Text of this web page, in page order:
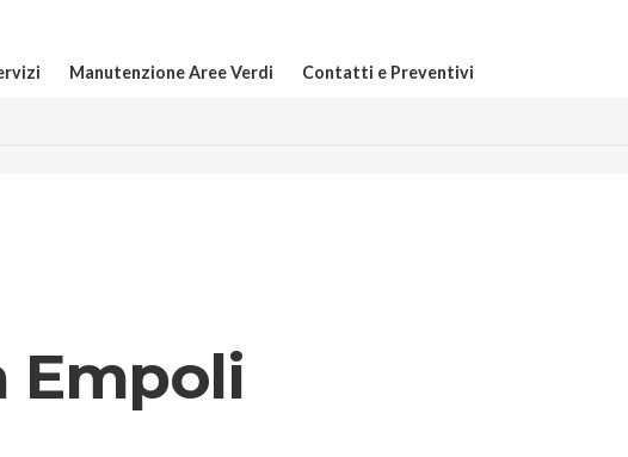
Manutenzione Aree Verdi Contatti e Preventivi
Empoli